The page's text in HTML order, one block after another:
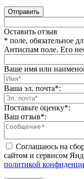
Отправить
Оставить отзыв
* поле, обязательное
Антиспам поле. Его
Ваше имя или
Ваша эл. почта*:
Поставьте оценку*:
Ваш отзыв*:
Соглашаюсь на
сайтом и сервисом
политикой